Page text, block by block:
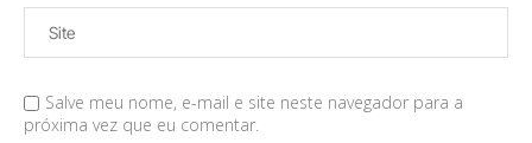
Salve meu nome, e-mail e site neste navegador para a
próxima vez que eu comentar.